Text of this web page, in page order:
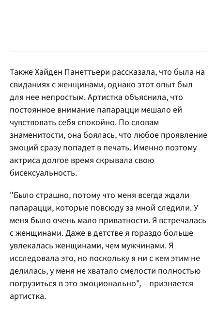
Также Хайден Панеттьери рассказала, что была на
свиданиях с женщинами, однако этот опыт был
для нее непростым. Артистка объяснила, что
постоянное внимание папарацци мешало ей
чувствовать себя спокойно. По словам
знаменитости, она боялась, что любое проявление
эмоций сразу попадет в печать. Именно поэтому
актриса долгое время скрывала свою
бисексуальность.
"Было страшно, потому что меня всегда ждали
папарацци, которые повсюду за мной следили. У
меня было очень мало приватности. Я встречалась
с женщинами. Даже в детстве я гораздо больше
увлекалась женщинами, чем мужчинами. Я
исследовала это, но поскольку я ни с кем этим не
делилась, у меня не хватало смелости полностью
погрузиться в это эмоционально", – признается
артистка.